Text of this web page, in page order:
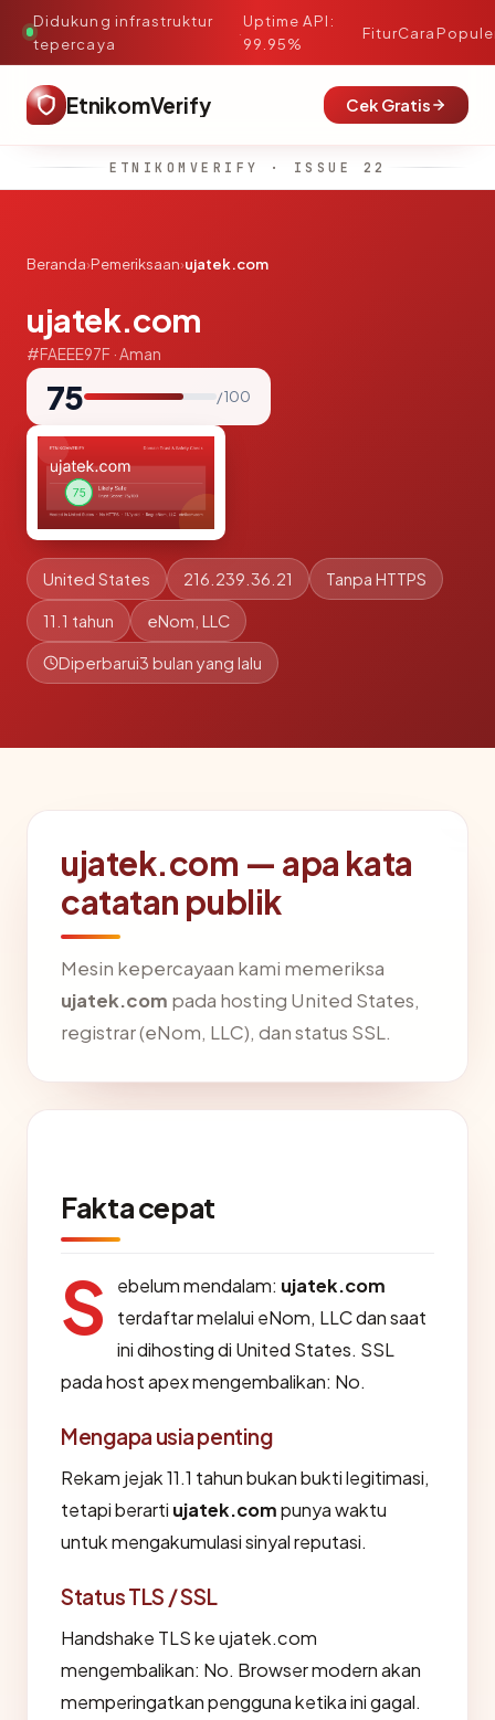
Didukung infrastruktur
tepercaya
·
Uptime API:
99.95%
FiturCara
EtnikomVerify Cek Gratis
ETNIKOMVERIFY · ISSUE 22
Beranda›Pemeriksaan›ujatek.com
ujatek.com
#FAEEE97F · Aman
75 / 100
United States 216.239.36.21 Tanpa HTTPS
11.1 tahun eNom, LLC
Diperbarui3 bulan yang lalu
ujatek.com — apa kata
catatan publik
Mesin kepercayaan kami memeriksa
ujatek.com pada hosting United States,
registrar (eNom, LLC), dan status SSL.
Fakta cepat
S ebelum mendalam: ujatek.com
terdaftar melalui eNom, LLC dan saat
ini dihosting di United States. SSL
pada host apex mengembalikan: No.
Mengapa usia penting
Rekam jejak 11.1 tahun bukan bukti legitimasi,
tetapi berarti ujatek.compunya waktu
untuk mengakumulasi sinyal reputasi.
Status TLS / SSL
Handshake TLS ke ujatek.com
mengembalikan: No. Browser modern akan
memperingatkan pengguna ketika ini gagal.